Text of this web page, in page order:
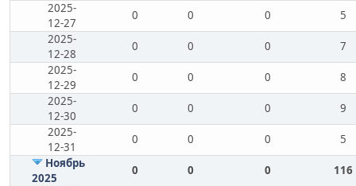
2025-
12-27
0 0 0
5
2025-
12-28
0 0 0
7
2025-
12-29
0 0 0
8
2025-
12-30
0 0 0
9
2025-
12-31
0 0 0
5
Ноябрь
2025
0 0 0
116